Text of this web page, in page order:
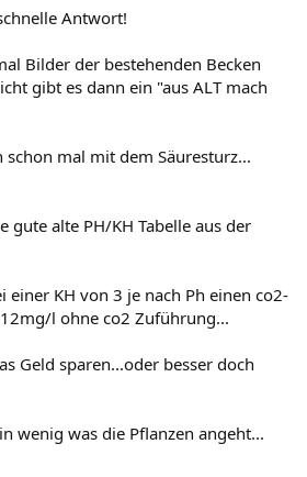
Antwort!
Bilder der bestehenden Becken
gibt es dann ein "aus ALT mach
mal mit dem Säuresturz...
gute alte PH/KH Tabelle aus der
einer KH von 3 je nach Ph einen co2-
l ohne co2 Zuführung...
Geld sparen...oder besser doch
wenig was die Pflanzen angeht...